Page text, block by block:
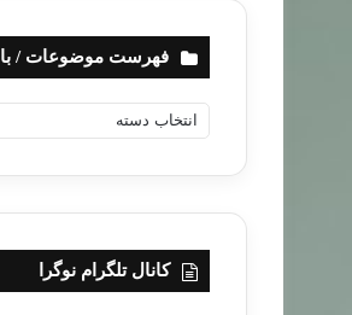
فهرست موضوعات / با
ه
ت
ض
کانال تلگرام نوگرا